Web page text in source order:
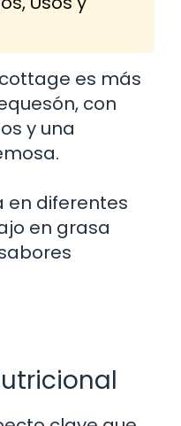
es más
con
y una
en diferentes
en grasa